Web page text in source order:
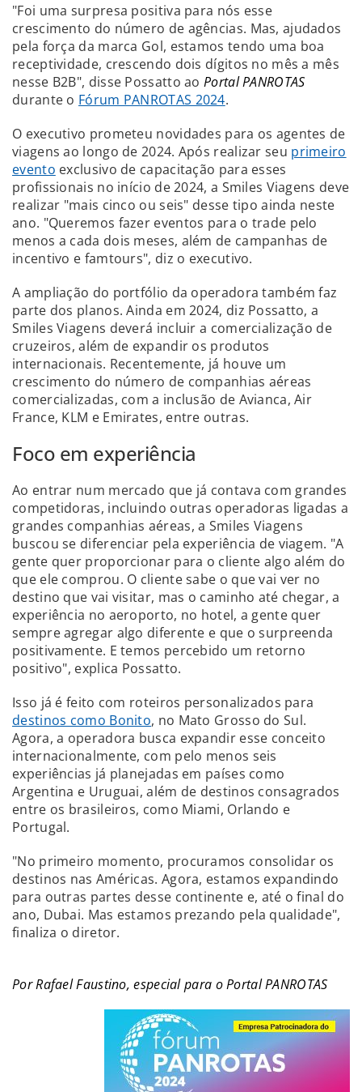
"Foi uma surpresa positiva para nós esse
crescimento do número de agências. Mas, ajudados
pela força da marca Gol, estamos tendo uma boa
receptividade, crescendo dois dígitos no mês a mês
nesse B2B", disse Possatto aoPortal PANROTAS
durante o Fórum PANROTAS 2024.
O executivo prometeu novidades para os agentes de
viagens ao longo de 2024. Após realizar seu primeiro
evento exclusivo de capacitação para esses
profissionais no início de 2024, a Smiles Viagens deve
realizar "mais cinco ou seis" desse tipo ainda neste
ano. "Queremos fazer eventos para o trade pelo
menos a cada dois meses, além de campanhas de
incentivo e famtours", diz o executivo.
A ampliação do portfólio da operadora também faz
parte dos planos. Ainda em 2024, diz Possatto, a
Smiles Viagens deverá incluir a comercialização de
cruzeiros, além de expandir os produtos
internacionais. Recentemente, já houve um
crescimento do número de companhias aéreas
comercializadas, com a inclusão de Avianca, Air
France, KLM e Emirates, entre outras.
Foco em experiência
Ao entrar num mercado que já contava com grandes
competidoras, incluindo outras operadoras ligadas a
grandes companhias aéreas, a Smiles Viagens
buscou se diferenciar pela experiência de viagem. "A
gente quer proporcionar para o cliente algo além do
que ele comprou. O cliente sabe o que vai ver no
destino que vai visitar, mas o caminho até chegar, a
experiência no aeroporto, no hotel, a gente quer
sempre agregar algo diferente e que o surpreenda
positivamente. E temos percebido um retorno
positivo", explica Possatto.
Isso já é feito com roteiros personalizados para
destinos como Bonito, no Mato Grosso do Sul.
Agora, a operadora busca expandir esse conceito
internacionalmente, com pelo menos seis
experiências já planejadas em países como
Argentina e Uruguai, além de destinos consagrados
entre os brasileiros, como Miami, Orlando e
Portugal.
"No primeiro momento, procuramos consolidar os
destinos nas Américas. Agora, estamos expandindo
para outras partes desse continente e, até o final do
ano, Dubai. Mas estamos prezando pela qualidade",
finaliza o diretor.
Por Rafael Faustino, especial para o Portal PANROTAS